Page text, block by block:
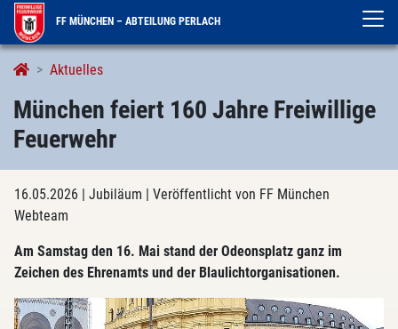
FF MÜNCHEN – ABTEILUNG PERLACH
Aktuelles
München feiert 160 Jahre Freiwillige
Feuerwehr
16.05.2026 | Jubiläum | Veröffentlicht von FF München
Webteam
Am Samstag den 16. Mai stand der Odeonsplatz ganz im
Zeichen des Ehrenamts und der Blaulichtorganisationen.